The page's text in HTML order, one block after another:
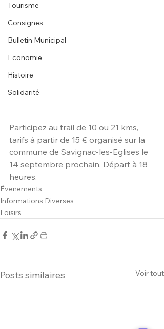
Tourisme
Consignes
Bulletin Municipal
Economie
Histoire
Solidarité
Participez au trail de 10 ou 21 kms,
tarifs à partir de 15 € organisé sur la
commune de Savignac-les-Eglises le
14 septembre prochain. Départ à 18
heures.
Évenements
Informations Diverses
Loisirs
Posts similaires Voir tout